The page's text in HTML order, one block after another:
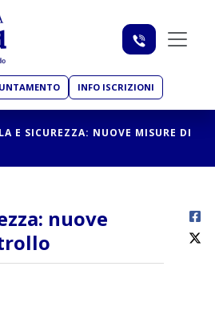
INFO ISCRIZIONI
E SICUREZZA: NUOVE MISURE DI
nuove